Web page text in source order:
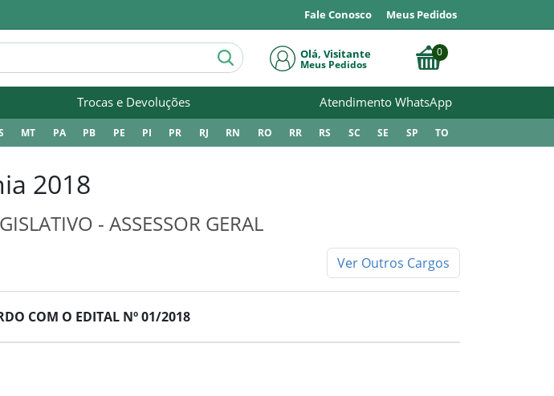
Fale Conosco Meus Pedidos
Olá, Visitante
Meus Pedidos
0
Trocas e Devoluções Atendimento WhatsApp
MT PA PB PE PI PR RJ RN RO RR RS SC SE SP TO
2018
- ASSESSOR GERAL
Ver Outros Cargos
COM O EDITAL Nº 01/2018